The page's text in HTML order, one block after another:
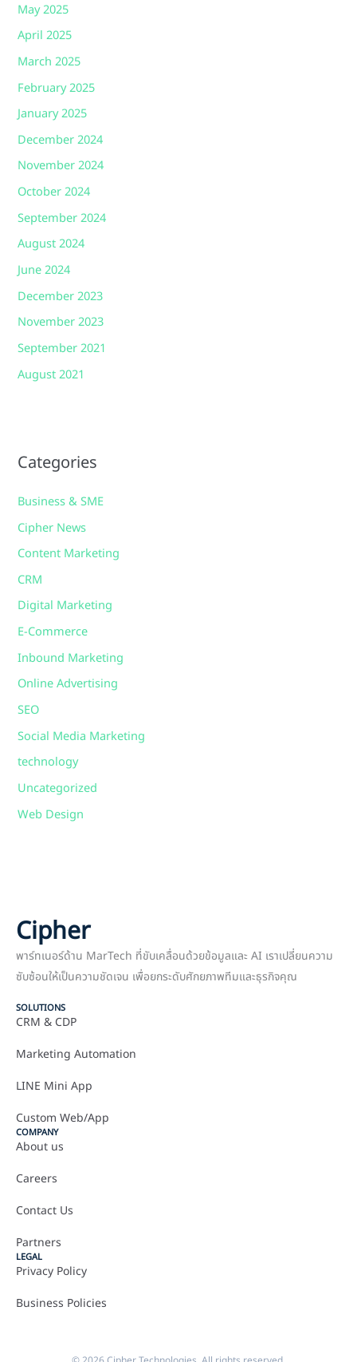
May 2025
April 2025
March 2025
February 2025
January 2025
December 2024
November 2024
October 2024
September 2024
August 2024
June 2024
December 2023
November 2023
September 2021
August 2021
Categories
Business & SME
Cipher News
Content Marketing
CRM
Digital Marketing
E-Commerce
Inbound Marketing
Online Advertising
SEO
Social Media Marketing
technology
Uncategorized
Web Design
Cipher
พาร์ทเนอร์ด้าน MarTech ที่ขับเคลื่อนด้วยข้อมูลและ AI เราเปลี่ยนความ
ซับซ้อนให้เป็นความชัดเจน เพื่อยกระดับศักยภาพทีมและธุรกิจคุณ
SOLUTIONS
CRM & CDP
Marketing Automation
LINE Mini App
Custom Web/App
COMPANY
About us
Careers
Contact Us
Partners
LEGAL
Privacy Policy
Business Policies